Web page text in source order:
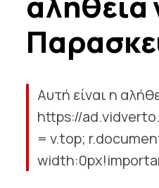
Αυτή είναι η
https://
= v.top;